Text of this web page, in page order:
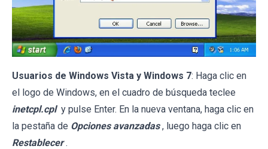
Usuarios de Windows Vista y Windows 7: Haga clic en
el logo de Windows, en el cuadro de búsqueda teclee
inetcpl.cpl y pulse Enter. En la nueva ventana, haga clic en
la pestaña de Opciones avanzadas , luego haga clic en
Restablecer .